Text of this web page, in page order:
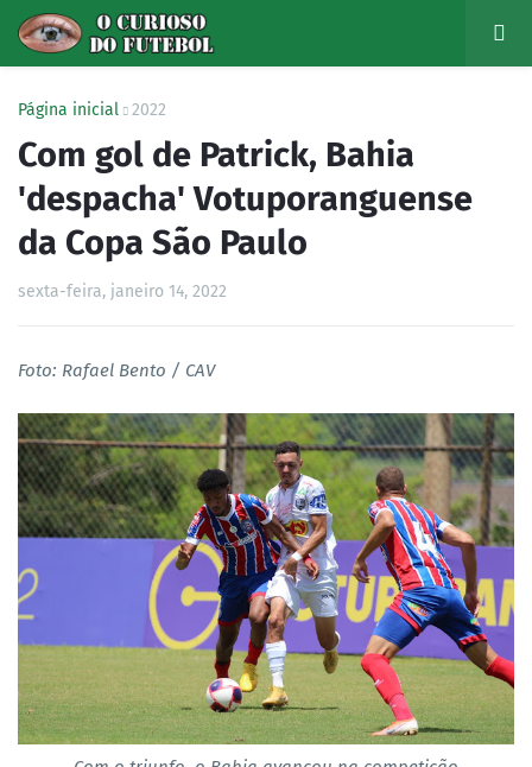
Página inicial 2022
Com gol de Patrick, Bahia
'despacha' Votuporanguense
da Copa São Paulo
sexta-feira, janeiro 14, 2022
Foto: Rafael Bento / CAV